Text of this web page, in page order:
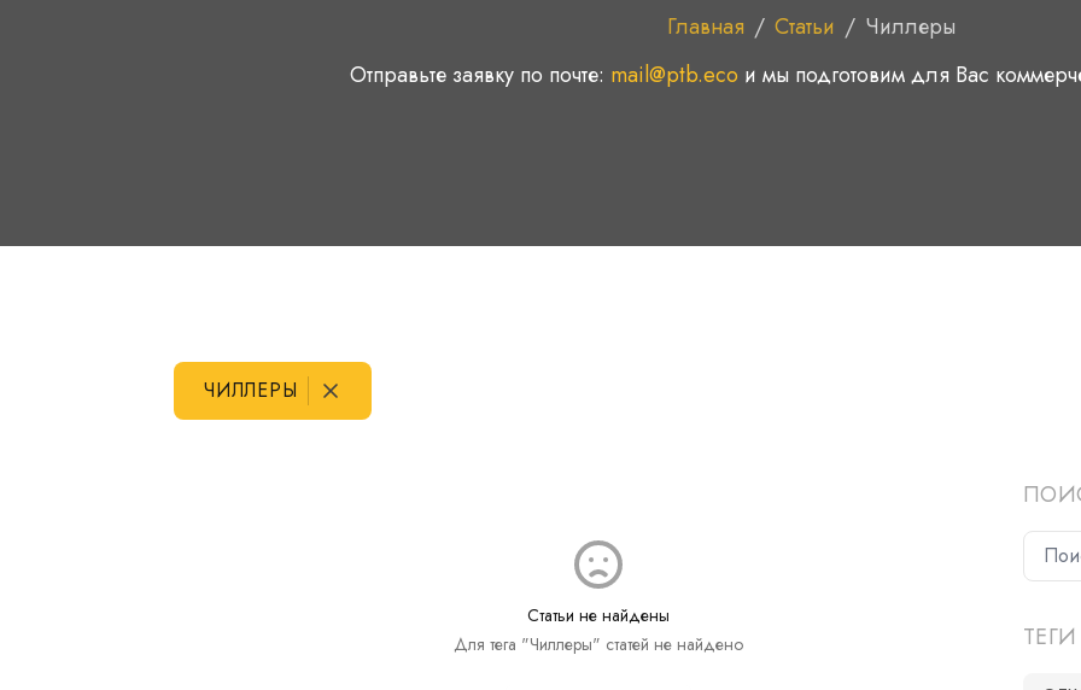
Главная / Статьи / Чиллеры
Отправьте заявку по почте: mail@ptb.eco и мы подготовим для Вас
ЧИЛЛЕРЫ
Статьи не найдены
Для тега "Чиллеры" статей не найдено
ТЕГИ